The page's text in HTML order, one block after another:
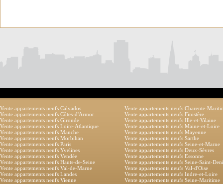
Vente appartements neufs Calvados
Vente appartements neufs Charente-
Vente appartements neufs Côtes-d'Armor
Vente appartements neufs Finistère
Vente appartements neufs Gironde
Vente appartements neufs Ille-et-Vilaine
Vente appartements neufs Loire-Atlantique
Vente appartements neufs Maine-et-Loire
Vente appartements neufs Manche
Vente appartements neufs Mayenne
Vente appartements neufs Morbihan
Vente appartements neufs Sarthe
Vente appartements neufs Paris
Vente appartements neufs Seine-et-Marne
Vente appartements neufs Yvelines
Vente appartements neufs Deux-Sèvres
Vente appartements neufs Vendée
Vente appartements neufs Essonne
Vente appartements neufs Hauts-de-Seine
Vente appartements neufs Seine-Saint-
Vente appartements neufs Val-de-Marne
Vente appartements neufs Val-d'Oise
Vente appartements neufs Landes
Vente appartements neufs Indre-et-Loire
Vente appartements neufs Vienne
Vente appartements neufs Seine-Maritime